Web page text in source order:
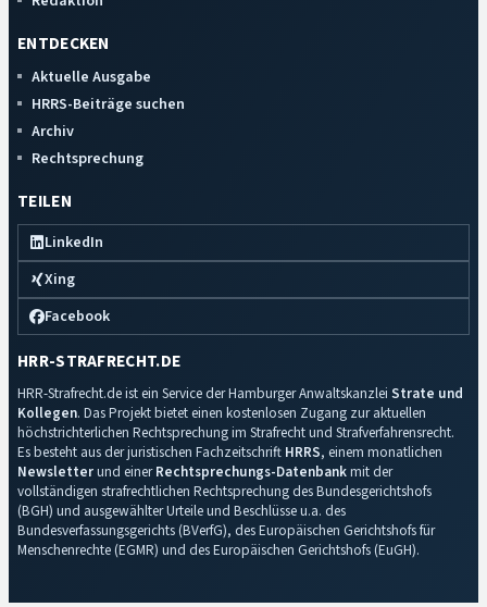
ENTDECKEN
Aktuelle Ausgabe
HRRS-Beiträge suchen
Archiv
Rechtsprechung
TEILEN
LinkedIn
Xing
Facebook
HRR-STRAFRECHT.DE
HRR-Strafrecht.de ist ein Service der Hamburger Anwaltskanzlei Strate und
Kollegen. Das Projekt bietet einen kostenlosen Zugang zur aktuellen
höchstrichterlichen Rechtsprechung im Strafrecht und Strafverfahrensrecht.
Es besteht aus der juristischen Fachzeitschrift HRRS, einem monatlichen
Newsletterund einerRechtsprechungs-Datenbankmit der
vollständigen strafrechtlichen Rechtsprechung des Bundesgerichtshofs
(BGH) und ausgewählter Urteile und Beschlüsse u.a. des
Bundesverfassungsgerichts (BVerfG), des Europäischen Gerichtshofs für
Menschenrechte (EGMR) und des Europäischen Gerichtshofs (EuGH).